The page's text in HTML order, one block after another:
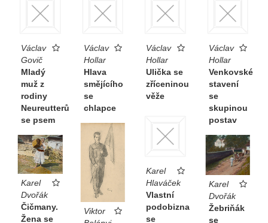
Václav
Govič
Mladý
muž z
rodiny
Neureutterů
se psem
Václav
Hollar
Hlava
smějícího
se
chlapce
Václav
Hollar
Ulička se
zříceninou
věže
Václav
Hollar
Venkovské
stavení
se
skupinou
postav
Karel
Hlaváček
Vlastní
podobizna
se
Viktor
Karel
Dvořák
Čičmany.
Žena se
Karel
Dvořák
Žebriňák
se